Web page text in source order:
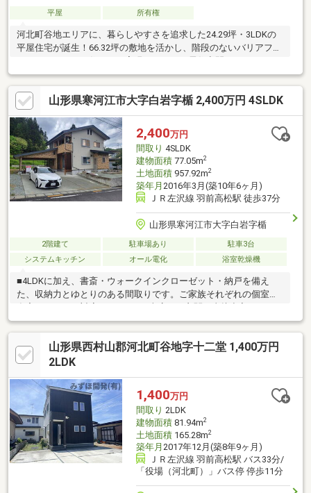
平屋 所有権
河北町谷地エリアに、暮らしやすさを追求した24.29坪・3LDKの
平屋住宅が誕生！66.32坪の敷地を活かし、階段のないバリアフリ
駐車スペースやお庭のバランスも綿密に計画されています。効率
的な家事動線と、家族が集まる明るいリビング、そして各個室の
プライバシーも確保した機能的な間取りが魅力。周辺は落ち着い
た住環境でありながら利便性も兼ね備えており、子育て世代から
シニア世代まで長く快適にお過ごしいただけます。平屋ならでは
の開放感と心地よさを、ぜひ現地にてご体感ください。
山形県寒河江市大字白岩字楯 2,400万円 4SLDK
2,400万円
間取り 4SLDK
建物面積77.05m2
土地面積957.92m2
築年月 2016年3月(築10年6ヶ月)
ＪＲ左沢線 羽前高松駅 徒歩37分
山形県寒河江市大字白岩字楯
2階建て 駐車場あり
駐車3台
システムキッチン
オール電化 浴室乾燥機
■4LDKに加え、書斎・ウォークインクローゼット・納戸を備え
た、収納力とゆとりのある間取りです。ご家族それぞれの個室や
在宅ワークにも対応できます！■車庫から玄関へ直接出入りでき
る動線で、雨の日や荷物が多い日も快適に帰宅できます！■敷地
にゆとりがあり、駐車スペースを複数台分確保。運転や車の出し
入れも安心です！■広いお庭があり、お子さまの遊び場や家庭菜
園、バーベキューなど多目的にお使いいただけます！■自然に囲
すすめの住まいです！
山形県西村山郡河北町谷地字十二堂 1,400万円
2LDK
1,400万円
間取り 2LDK
建物面積81.94m2
土地面積165.28m2
築年月 2017年12月(築8年9ヶ月)
ＪＲ左沢線 羽前高松駅 バス33分/
「役場（河北町）」バス停 停歩11分